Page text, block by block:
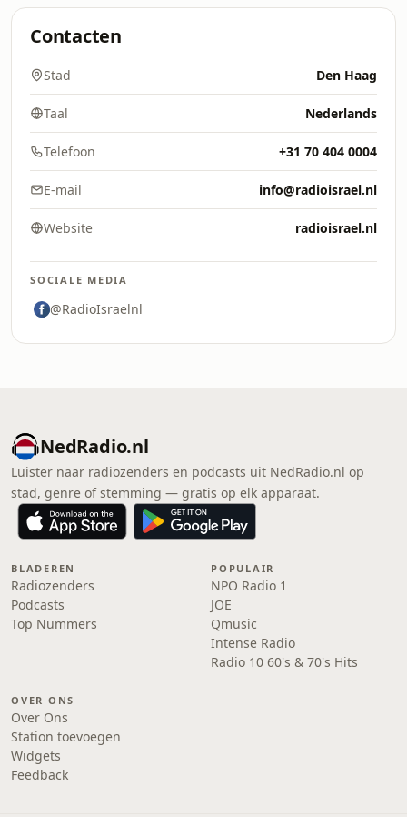
Contacten
Stad Den Haag
Taal Nederlands
Telefoon +31 70 404 0004
E-mail info@radioisrael.nl
Website radioisrael.nl
SOCIALE MEDIA
@RadioIsraelnl
NedRadio.nl
Luister naar radiozenders en podcasts uit NedRadio.nl op
stad, genre of stemming — gratis op elk apparaat.
BLADEREN
Radiozenders
Podcasts
Top Nummers
POPULAIR
NPO Radio 1
JOE
Qmusic
Intense Radio
Radio 10 60's & 70's Hits
OVER ONS
Over Ons
Station toevoegen
Widgets
Feedback